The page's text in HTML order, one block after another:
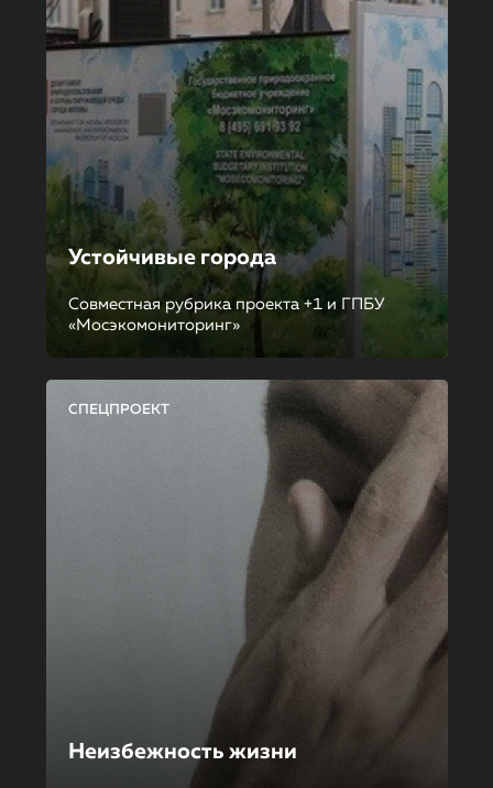
Устойчивые города
Совместная рубрика проекта +1 и ГПБУ
«Мосэкомониторинг»
СПЕЦПРОЕКТ
Неизбежность жизни